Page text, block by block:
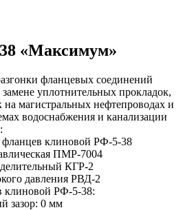
«Максимум»
фланцевых соединений
уплотнительных прокладок,
на магистральных нефтепроводах и
водоснабжения и канализации
фланцев клиновой РФ-5-38
ПМР-7004
КГР-2
давления РВД-2
клиновой РФ-5-38:
зазор: 0 мм